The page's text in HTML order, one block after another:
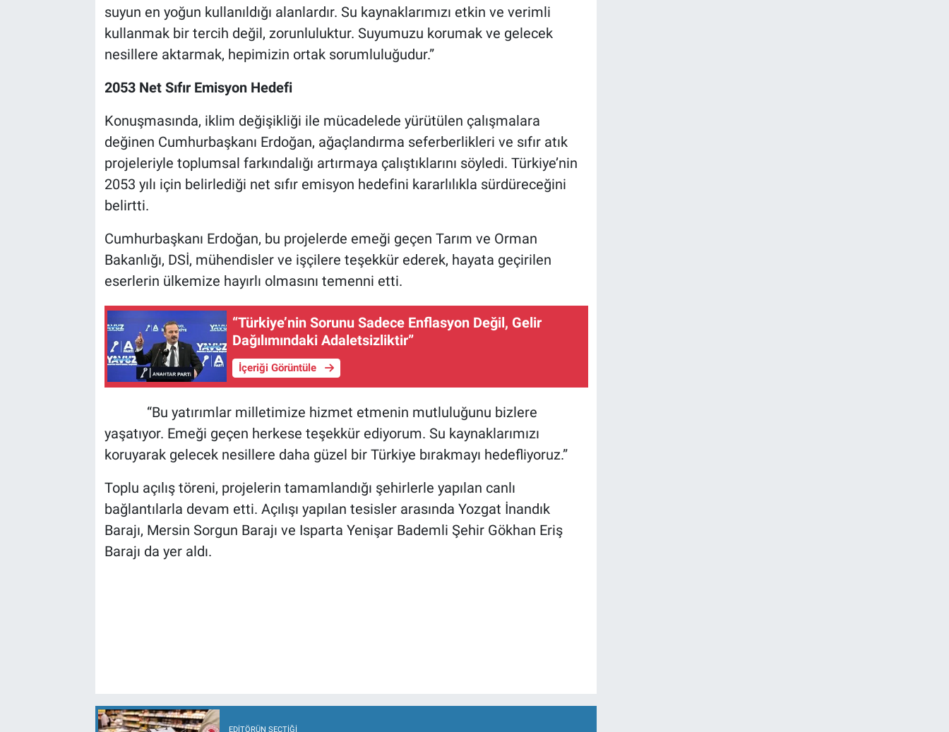
suyun en yoğun kullanıldığı alanlardır. Su kaynaklarımızı etkin ve verimli
kullanmak bir tercih değil, zorunluluktur. Suyumuzu korumak ve gelecek
nesillere aktarmak, hepimizin ortak sorumluluğudur.”
2053 Net Sıfır Emisyon Hedefi
Konuşmasında, iklim değişikliği ile mücadelede yürütülen çalışmalara
değinen Cumhurbaşkanı Erdoğan, ağaçlandırma seferberlikleri ve sıfır atık
projeleriyle toplumsal farkındalığı artırmaya çalıştıklarını söyledi. Türkiye’nin
2053 yılı için belirlediği net sıfır emisyon hedefini kararlılıkla sürdüreceğini
belirtti.
Cumhurbaşkanı Erdoğan, bu projelerde emeği geçen Tarım ve Orman
Bakanlığı, DSİ, mühendisler ve işçilere teşekkür ederek, hayata geçirilen
eserlerin ülkemize hayırlı olmasını temenni etti.
“Türkiye’nin Sorunu Sadece Enflasyon Değil, Gelir
Dağılımındaki Adaletsizliktir”
İçeriği Görüntüle
“Bu yatırımlar milletimize hizmet etmenin mutluluğunu bizlere
yaşatıyor. Emeği geçen herkese teşekkür ediyorum. Su kaynaklarımızı
koruyarak gelecek nesillere daha güzel bir Türkiye bırakmayı hedefliyoruz.”
Toplu açılış töreni, projelerin tamamlandığı şehirlerle yapılan canlı
bağlantılarla devam etti. Açılışı yapılan tesisler arasında Yozgat İnandık
Barajı, Mersin Sorgun Barajı ve Isparta Yenişar Bademli Şehir Gökhan Eriş
Barajı da yer aldı.
EDITÖRÜN SEÇTIĞI